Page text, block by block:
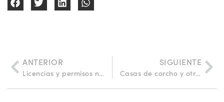
ANTERIOR
Licencias y permisos necesarios para hacer obras en casa
SIGUIENTE
Casas de corcho y otras tendencias en viviendas prefabricadas sostenibles